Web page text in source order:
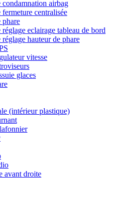
condamnation airbag
centralisée
phare
eclairage tableau de bord
hauteur de phare
vitesse
glaces
(intérieur plastique)
avant droite